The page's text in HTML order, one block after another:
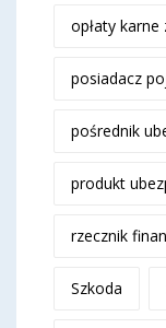
opłaty karne
posiadacz
pośrednik
produkt
rzecznik
Szkoda